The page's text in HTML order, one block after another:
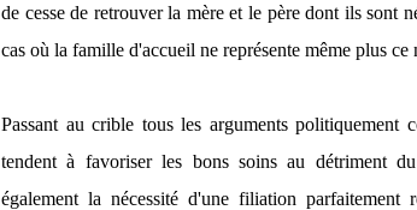
de cesse de retrouver la mère et le père dont ils sont
cas où la famille d'accueil ne représente même plus ce
Passant au crible tous les arguments politiquement
tendent à favoriser les bons soins au détriment
également la nécessité d'une filiation parfaitement